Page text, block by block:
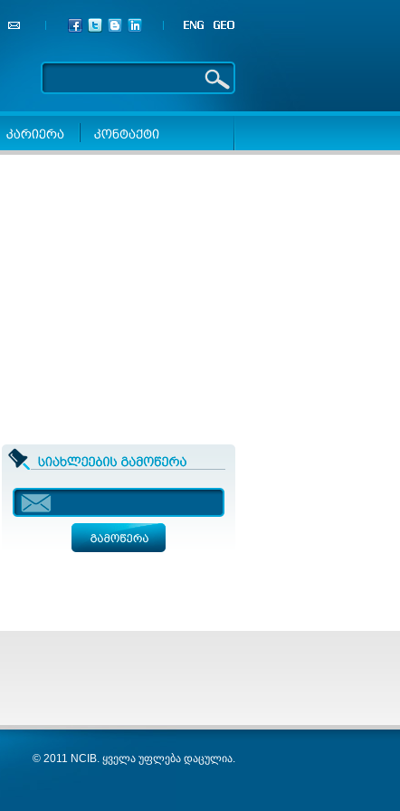
© 2011 NCIB. ყველა უფლება დაცულია.